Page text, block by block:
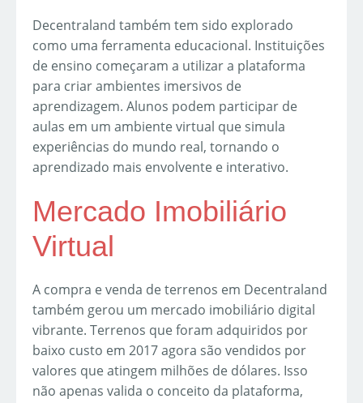
Decentraland também tem sido explorado
como uma ferramenta educacional. Instituições
de ensino começaram a utilizar a plataforma
para criar ambientes imersivos de
aprendizagem. Alunos podem participar de
aulas em um ambiente virtual que simula
experiências do mundo real, tornando o
aprendizado mais envolvente e interativo.
Mercado Imobiliário
Virtual
A compra e venda de terrenos em Decentraland
também gerou um mercado imobiliário digital
vibrante. Terrenos que foram adquiridos por
baixo custo em 2017 agora são vendidos por
valores que atingem milhões de dólares. Isso
não apenas valida o conceito da plataforma,